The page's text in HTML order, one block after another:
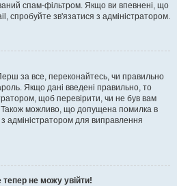
спам-фільтром. Якщо ви впевнені, що
спробуйте зв'язатися з адміністратором.
за все, переконайтесь, чи правильно
Якщо дані введені правильно, то
щоб перевірити, чи не був вам
можливо, що допущена помилка в
з адміністратором для виправлення
не можу увійти!